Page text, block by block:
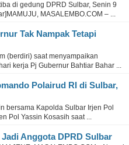
di gedung DPRD Sulbar, Senin 9
MASALEMBO.COM – ...
Tak Nampak Tetapi
(berdiri) saat menyampaikan
kerja Pj Gubernur Bahtiar Bahar ...
Polairud RI di Sulbar,
bersama Kapolda Sulbar Irjen Pol
Pol Yassin Kosasih saat ...
Anggota DPRD Sulbar